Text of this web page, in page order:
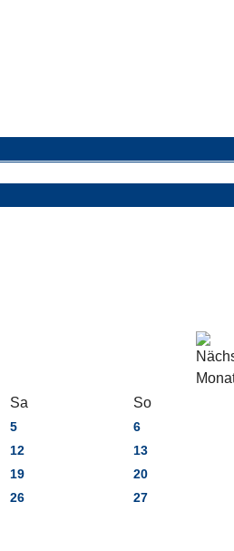
Sa So
5
6
12
13
19
20
26
27